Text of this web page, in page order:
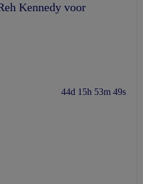
Kennedy voor
44d 15h 53m 48s